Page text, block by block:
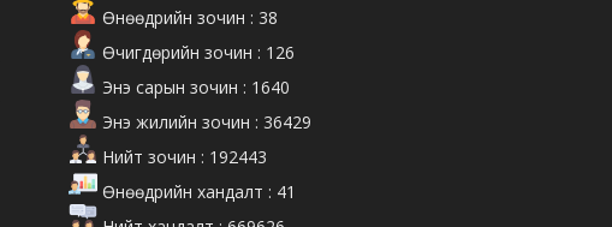
Өнөөдрийн зочин : 38
Өчигдөрийн зочин : 126
Энэ сарын зочин : 1640
Энэ жилийн зочин : 36429
Нийт зочин : 192443
Өнөөдрийн хандалт : 41